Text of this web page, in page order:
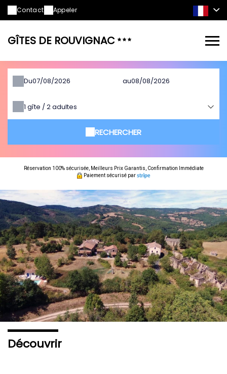
Contact Appeler
GÎTES DE ROUVIGNAC
Du au
1 gîte /2adultes
RECHERCHER
Réservation 100% sécurisée, Meilleurs Prix Garantis, Confirmation Immédiate
Paiement sécurisé par
Gîtes
de
Rouvignac
Découvrir